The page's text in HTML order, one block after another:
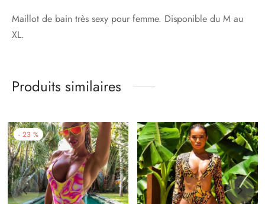
Maillot de bain très sexy pour femme. Disponible du M au
XL.
Produits similaires
- 23 %